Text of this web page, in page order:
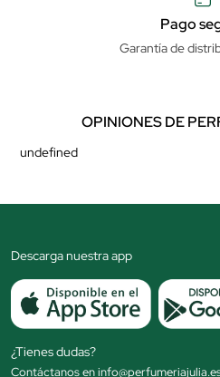
Pago
Garantía de
OPINIONES DE
undefined
Descarga nuestra app
¿Tienes dudas?
Contáctanos en